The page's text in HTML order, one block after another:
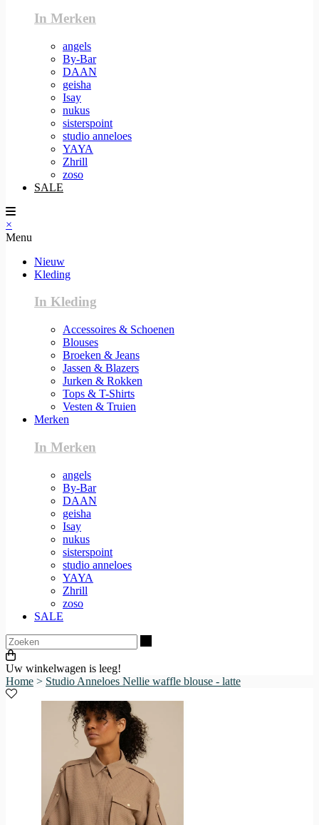
In Merken
angels
By-Bar
DAAN
geisha
Isay
nukus
sisterspoint
studio anneloes
YAYA
Zhrill
zoso
SALE
×
Menu
Nieuw
Kleding
In Kleding
Accessoires & Schoenen
Blouses
Broeken & Jeans
Jassen & Blazers
Jurken & Rokken
Tops & T-Shirts
Vesten & Truien
Merken
In Merken
angels
By-Bar
DAAN
geisha
Isay
nukus
sisterspoint
studio anneloes
YAYA
Zhrill
zoso
SALE
Uw winkelwagen is leeg!
Home > Studio Anneloes Nellie waffle blouse - latte